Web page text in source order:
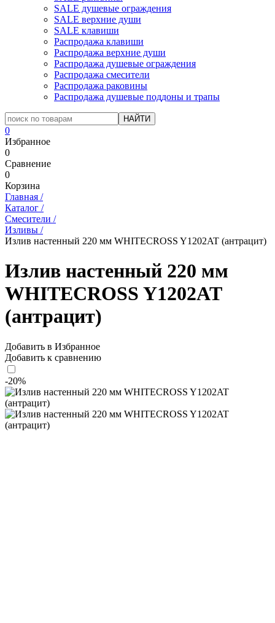
SALE душевые ограждения
SALE верхние души
SALE клавиши
Распродажа клавиши
Распродажа верхние души
Распродажа душевые ограждения
Распродажа смесители
Распродажа раковины
Распродажа душевые поддоны и трапы
0
Избранное
0
Сравнение
0
Корзина
Главная /
Каталог /
Смесители /
Изливы /
Излив настенный 220 мм WHITECROSS Y1202AT (антрацит)
Излив настенный 220 мм
WHITECROSS Y1202AT
(антрацит)
Добавить в Избранное
Добавить к сравнению
-20%